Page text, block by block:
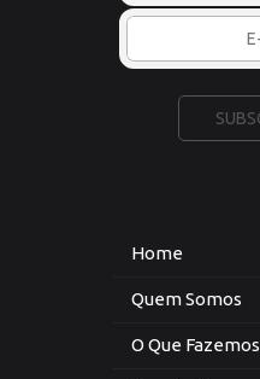
Home
Quem Somos
O Que Fazemos